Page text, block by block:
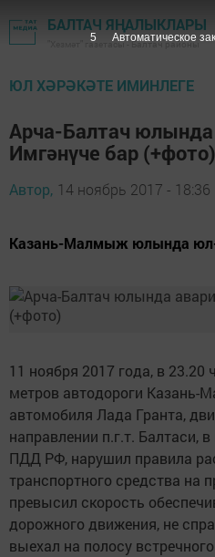
БАЛТАЧ ЯҢАЛЫКЛАРЫ
"Хезмәт" газетасы - Балтач районы
ЮЛ ХӘРӘКӘТЕ ИМИНЛЕГЕ
Арча-Балтач юлында
Имгәнүче бар (+фото)
Автор, 14 ноябрь 2017 - 18:36
Казань-Малмыж юлында юл-
11 ноября 2017 года, в 23.20
метров автодороги Казань-
автомобиля Лада Гранта,
направлении п.г.т. Балтаси,
ПДД РФ, нарушил правила
транспортного средства на
превысил скорость
дорожного движения, не
выехал на полосу
5 Автоматическое